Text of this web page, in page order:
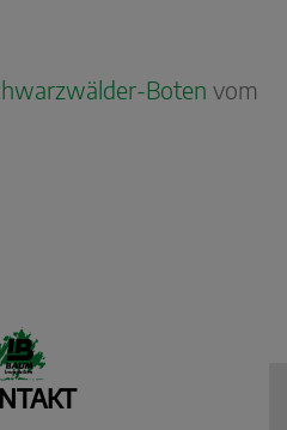
Boten vom